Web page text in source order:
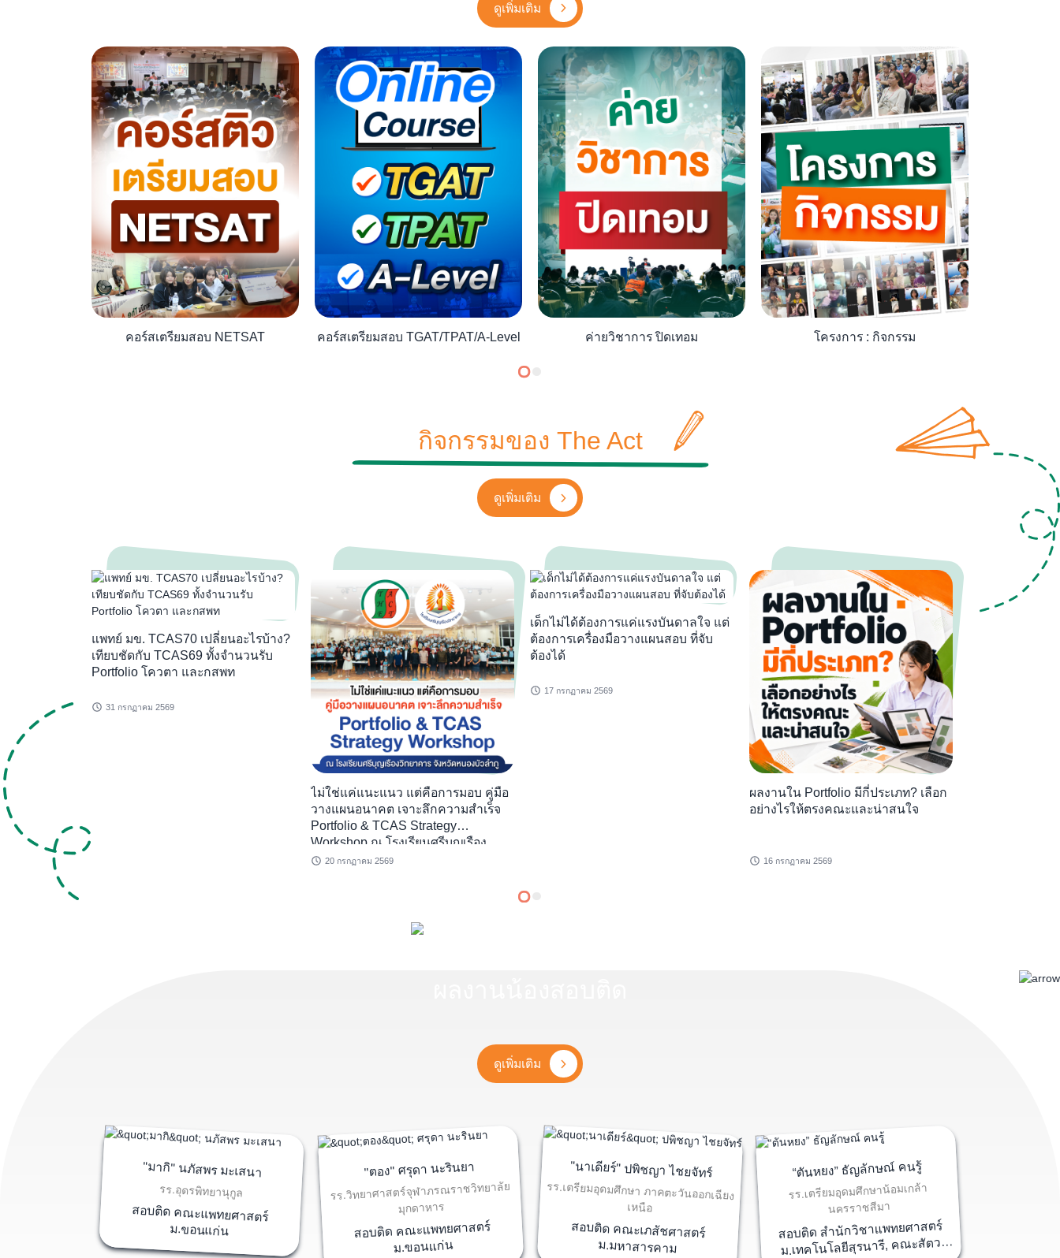
ดูเพิ่มเติม
คอร์สเตรียมสอบ NETSAT คอร์สเตรียมสอบ TGAT/TPAT/A-Level ค่ายวิชาการ ปิดเทอม โครงการ : กิจกรรม
กิจกรรมของ The Act
ดูเพิ่มเติม
แพทย์ มข. TCAS70 เปลี่ยนอะไรบ้าง?
เทียบชัดกับ TCAS69 ทั้งจำนวนรับ
Portfolio โควตา และกสพท
31 กรกฏาคม 2569
ไม่ใช่แค่แนะแนว แต่คือการมอบ คู่มือ
วางแผนอนาคต เจาะลึกความสำเร็จ
Portfolio & TCAS Strategy
Workshop ณ โรงเรียนศรีบุญเรือง
วิทยาคาร
20 กรกฏาคม 2569
เด็กไม่ได้ต้องการแค่แรงบันดาลใจ แต่
ต้องการเครื่องมือวางแผนสอบ ที่จับ
ต้องได้
17 กรกฏาคม 2569
ผลงานใน Portfolio มีกี่ประเภท? เลือก
อย่างไรให้ตรงคณะและน่าสนใจ
16 กรกฏาคม 2569
ดูเพิ่มเติม
"มากิ" นภัสพร มะเสนา
รร.อุดรพิทยานุกูล
สอบติด คณะแพทยศาสตร์
ม.ขอนแก่น
"ตอง" ศรุดา นะรินยา
รร.วิทยาศาสตร์จุฬาภรณราชวิทยาลัย
มุกดาหาร
สอบติด คณะแพทยศาสตร์
ม.ขอนแก่น
"นาเดียร์" ปพิชญา ไชยจัทร์
รร.เตรียมอุดมศึกษา ภาคตะวันออกเฉียง
เหนือ
สอบติด คณะเภสัชศาสตร์
ม.มหาสารคาม
“ตันหยง” ธัญลักษณ์ คนรู้
รร.เตรียมอุดมศึกษาน้อมเกล้า
นครราชสีมา
สอบติด สำนักวิชาแพทยศาสตร์
ม.เทคโนโลยีสุรนารี, คณะสัตว